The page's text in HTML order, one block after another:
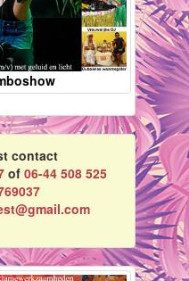
contact
of 06-44 508 525